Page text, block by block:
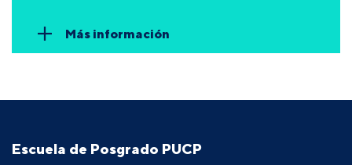
Más información
Escuela de Posgrado PUCP